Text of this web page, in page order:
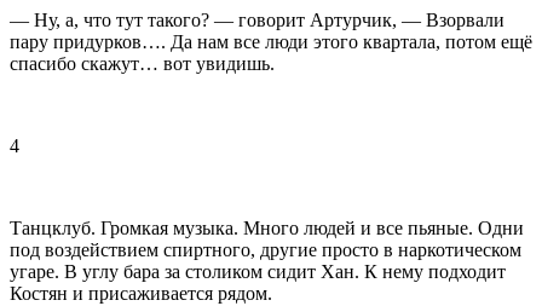
— Ну, а, что тут такого? — говорит Артурчик, — Взорвали
пару придурков…. Да нам все люди этого квартала, потом ещё
спасибо скажут… вот увидишь.
4
Танцклуб. Громкая музыка. Много людей и все пьяные. Одни
под воздействием спиртного, другие просто в наркотическом
угаре. В углу бара за столиком сидит Хан. К нему подходит
Костян и присаживается рядом.